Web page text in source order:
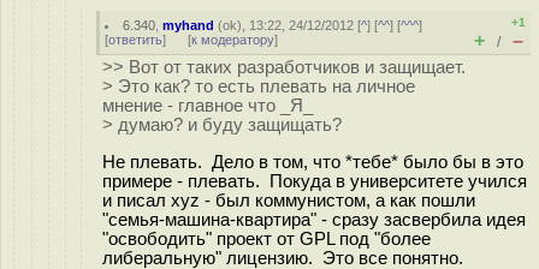
6.340 ,myhand (ok), 13:22, 24/12/2012 [^] [^^] [^^^]
[ответить] [к модератору]
+1
+ / –
>> Вот от таких разработчиков и защищает.
> Это как? то есть плевать на личное
мнение - главное что _Я_
> думаю? и буду защищать?
Не плевать. Дело в том, что *тебе* было бы в это
примере - плевать. Покуда в университете учился
и писал xyz - был коммунистом, а как пошли
"семья-машина-квартира" - сразу засвербила идея
"освободить" проект от GPL под "более
либеральную" лицензию. Это все понятно.